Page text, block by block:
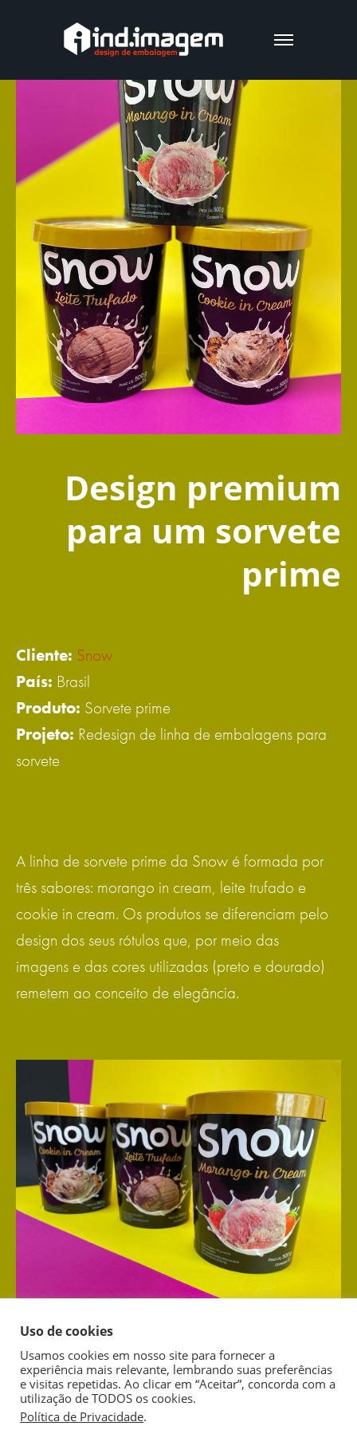
Design premium
para um sorvete
prime
Cliente: Snow
País: Brasil
Produto: Sorvete prime
Projeto: Redesign de linha de embalagens para
sorvete
A linha de sorvete prime da Snow é formada por
três sabores: morango in cream, leite trufado e
cookie in cream. Os produtos se diferenciam pelo
design dos seus rótulos que, por meio das
imagens e das cores utilizadas (preto e dourado)
remetem ao conceito de elegância.
comercial@industriadaimagem.com.br| + 55 (31) 3070-1855 |
Whatsapp (31) 3070-1855
Av. Luiz Paulo Franco, 603 - conj 1207 - Belvedere - Belo
Horizonte/MG - Brasil - CEP 30320-570
Uso de cookies
Usamos cookies em nosso site para fornecer a
experiência mais relevante, lembrando suas preferências
e visitas repetidas. Ao clicar em “Aceitar”, concorda com a
utilização de TODOS os cookies.
Política de Privacidade.